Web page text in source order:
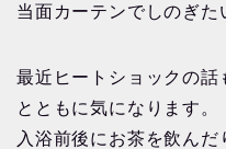
当面カーテンでしのぎた
最近ヒートショックの話
とともに気になります。
入浴前後にお茶を飲ん